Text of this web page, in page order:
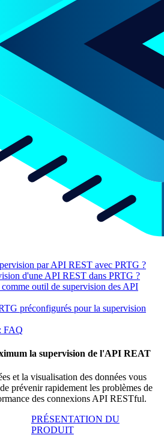
par API REST avec PRTG ?
d'une API REST dans PRTG ?
outil de supervision des API
préconfigurés pour la supervision
FAQ
la supervision de l'API REAT
et la visualisation des données vous
prévenir rapidement les problèmes de
des connexions API RESTful.
PRÉSENTATION DU
PRODUIT